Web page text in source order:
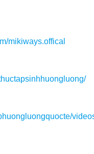
mikiways.offical